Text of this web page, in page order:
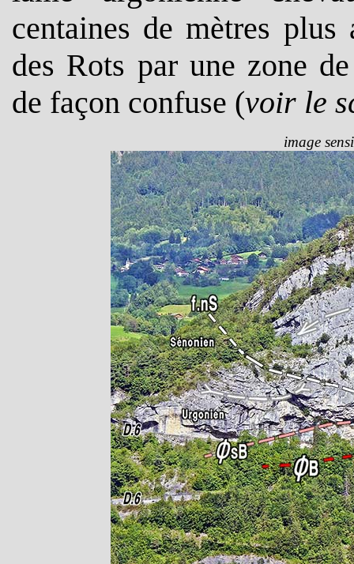
centaines de mètres
des Rots par une zone
de façon confuse (voir le
image